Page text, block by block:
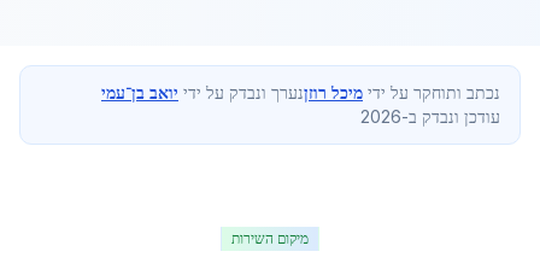
נכתב ותוחקר על ידי מיכל רוזןנערך ונבדק על ידי יואב בן־עמי
עודכן ונבדק ב-2026
מיקום השירות